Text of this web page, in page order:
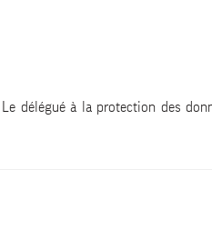
, Le délégué à la protection des